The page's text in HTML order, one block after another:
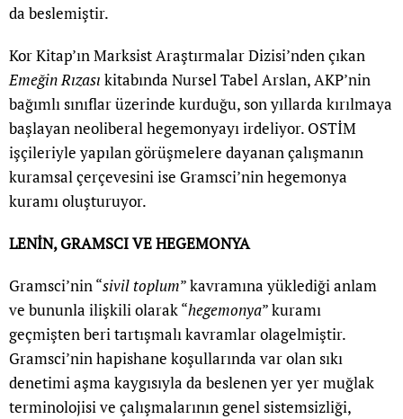
da beslemiştir.
Kor Kitap’ın Marksist Araştırmalar Dizisi’nden çıkan
Emeğin Rızası kitabında Nursel Tabel Arslan, AKP’nin
bağımlı sınıflar üzerinde kurduğu, son yıllarda kırılmaya
başlayan neoliberal hegemonyayı irdeliyor. OSTİM
işçileriyle yapılan görüşmelere dayanan çalışmanın
kuramsal çerçevesini ise Gramsci’nin hegemonya
kuramı oluşturuyor.
LENİN, GRAMSCI VE HEGEMONYA
Gramsci’nin “sivil toplum” kavramına yüklediği anlam
ve bununla ilişkili olarak “hegemonya” kuramı
geçmişten beri tartışmalı kavramlar olagelmiştir.
Gramsci’nin hapishane koşullarında var olan sıkı
denetimi aşma kaygısıyla da beslenen yer yer muğlak
terminolojisi ve çalışmalarının genel sistemsizliği,